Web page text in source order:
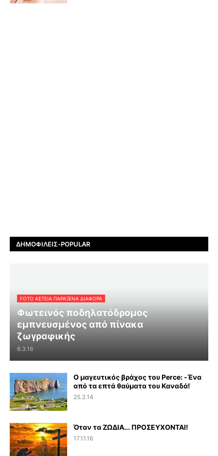
ΔΗΜΟΦΙΛΕΊΣ-POPULAR
FOTO ΑΣΤΕΙΑ ΠΑΡΑΞΕΝΑ ΔΙΑΦΟΡΑ
Φωτεινός ποδηλατόδρομος
εμπνευσμένος από πίνακα
ζωγραφικής
6.3.16
Ο μαγευτικός βράχος του Perce: -Ένα
από τα επτά θαύματα του Καναδά!
25.3.14
Όταν τα ΖΩΔΙΑ... ΠΡΟΣΕΥΧΟΝΤΑΙ!
17.11.16